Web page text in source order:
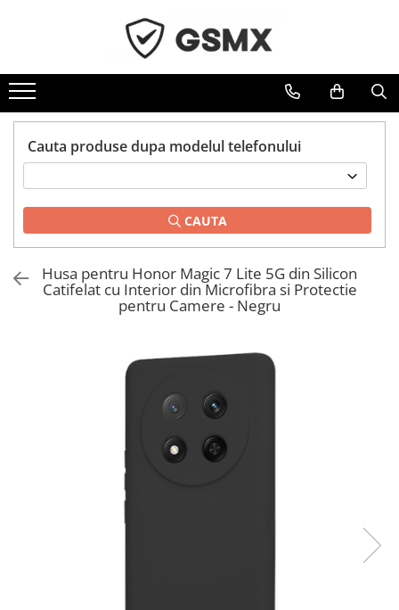
Folii de protectie
Folii Samsung
Folii Iphone
Folii Motorola
Folii OnePlus
Cauta produse dupa modelul telefonului
CAUTA
Husa pentru Honor Magic 7 Lite 5G din Silicon
Catifelat cu Interior din Microfibra si Protectie
pentru Camere - Negru